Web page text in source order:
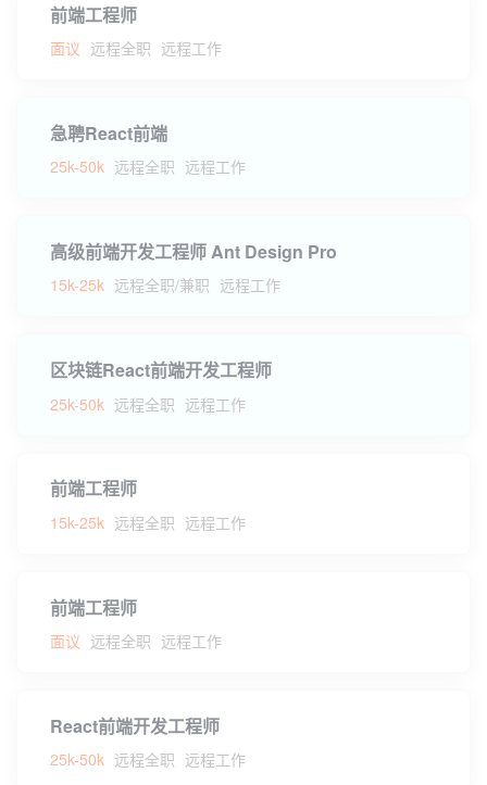
前端工程师
面议 远程全职 远程工作
急聘React前端
25k-50k 远程全职 远程工作
高级前端开发工程师 Ant Design Pro
15k-25k 远程全职/兼职 远程工作
区块链React前端开发工程师
25k-50k 远程全职 远程工作
前端工程师
15k-25k 远程全职 远程工作
前端工程师
面议 远程全职 远程工作
React前端开发工程师
25k-50k 远程全职 远程工作